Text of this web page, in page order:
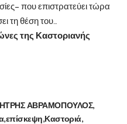
που επιστρατεύει τώρα
τη θέση του…
της Καστοριανής
ΑΒΡΑΜΟΠΟΥΛΟΣ
επίσκεψη Καστοριά